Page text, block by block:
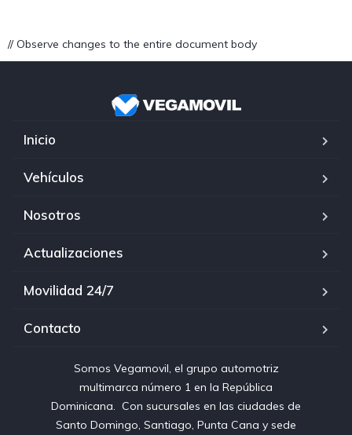
// Observe changes to the entire document body
Inicio
Vehículos
Nosotros
Actualizaciones
Movilidad 24/7
Contacto
Somos Vegamovil, el grupo automotriz
multimarca número 1 en la República
Dominicana⁣. ⁣ Con sucursales en las ciudades de
Santo Domingo, Santiago, Punta Cana y sede